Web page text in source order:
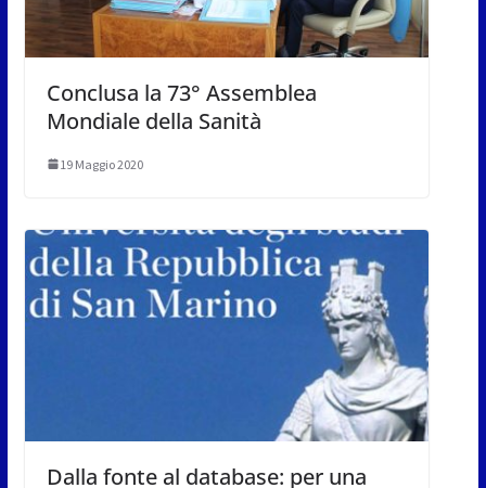
Conclusa la 73° Assemblea
Mondiale della Sanità
19 Maggio 2020
Dalla fonte al database: per una